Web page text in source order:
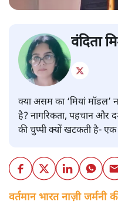
वंदिता
क्या असम का ‘मियां मॉडल’
है? नागरिकता, पहचान और
की चुप्पी क्यों खटकती है-
वर्तमान भारत नाज़ी जर्मनी